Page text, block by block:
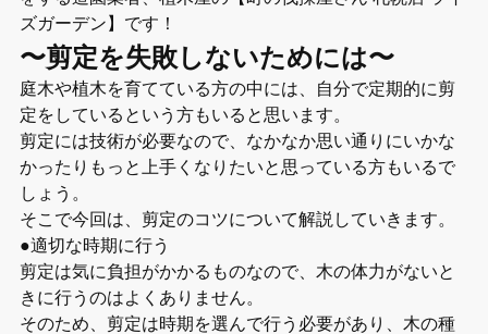
ズガーデン】です！
〜剪定を失敗しないためには〜
庭木や植木を育てている方の中には、自分で定期的に剪
定をしているという方もいると思います。
剪定には技術が必要なので、なかなか思い通りにいかな
かったりもっと上手くなりたいと思っている方もいるで
しょう。
そこで今回は、剪定のコツについて解説していきます。
●適切な時期に行う
剪定は気に負担がかかるものなので、木の体力がないと
きに行うのはよくありません。
そのため、剪定は時期を選んで行う必要があり、木の種